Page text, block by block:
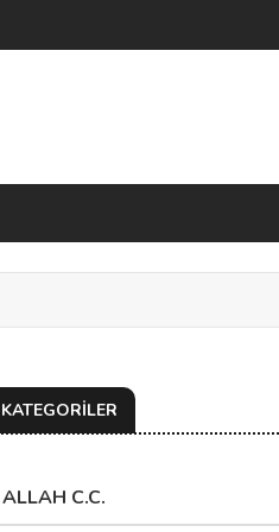
KATEGORİLER
ALLAH C.C.